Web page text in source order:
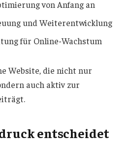
von Anfang an
und Weiterentwicklung
für Online-Wachstum
Website, die nicht nur
auch aktiv zur
entscheidet